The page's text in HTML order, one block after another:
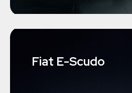
Fiat E-Scudo